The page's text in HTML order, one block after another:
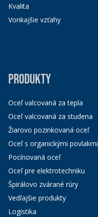
Kvalita
Vonkajšie vzťahy
PRODUKTY
Oceľ valcovaná za tepla
Oceľ valcovaná za studena
Žiarovo pozinkovaná oceľ
Oceľ s organickými povlakmi
Pocínovaná oceľ
Oceľ pre elektrotechniku
Špirálovo zvárané rúry
Vedľajšie produkty
Logistika